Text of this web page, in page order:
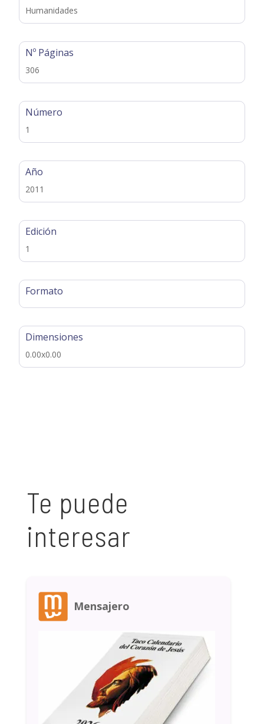
Humanidades
Nº Páginas
306
Número
1
Año
2011
Edición
1
Formato
Dimensiones
0.00x0.00
Te puede
interesar
Mensajero